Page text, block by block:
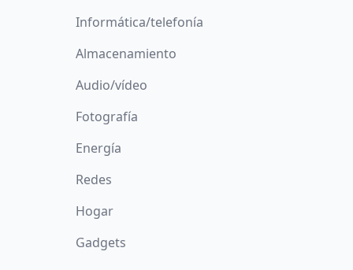
Informática/telefonía
Almacenamiento
Audio/vídeo
Fotografía
Energía
Redes
Hogar
Gadgets